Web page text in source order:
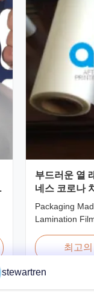
부드러운 열
네스 코로나
다.
Packaging
Lamination
Lamination
laminating film
paper and
최고
stewartren